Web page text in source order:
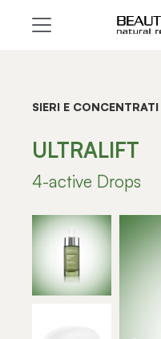
SIERI E CONCENTRATI
ULTRALIFT
4-active Drops